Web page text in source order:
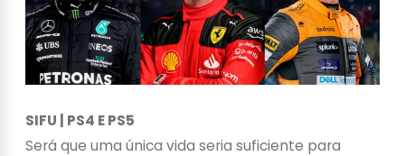
SIFU | PS4 E PS5
Será que uma única vida seria suficiente para